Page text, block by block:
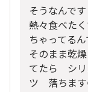
そうなんです
熱々食べた
ちゃってる
そのまま乾
てたら シリ
ツ 落ちま